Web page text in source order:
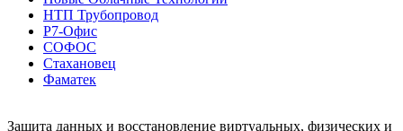
НТП Трубопровод
Р7-Офис
СОФОС
Стахановец
Фаматек
Защита данных и восстановление виртуальных, физических и